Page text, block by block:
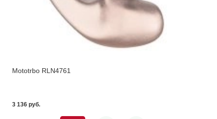
Mototrbo RLN4761
3 136 pуб.